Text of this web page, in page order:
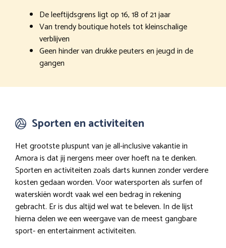
De leeftijdsgrens ligt op 16, 18 of 21 jaar
Van trendy boutique hotels tot kleinschalige
verblijven
Geen hinder van drukke peuters en jeugd in de
gangen
Sporten en activiteiten
Het grootste pluspunt van je all-inclusive vakantie in
Amora is dat jij nergens meer over hoeft na te denken.
Sporten en activiteiten zoals darts kunnen zonder verdere
kosten gedaan worden. Voor watersporten als surfen of
waterskiën wordt vaak wel een bedrag in rekening
gebracht. Er is dus altijd wel wat te beleven. In de lijst
hierna delen we een weergave van de meest gangbare
sport- en entertainment activiteiten.